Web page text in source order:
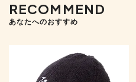
RECOMMEND
あなたへのおすすめ